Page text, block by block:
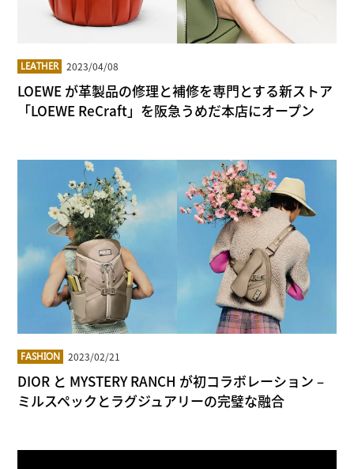
LEATHER 2023/04/08
LOEWE が革製品の修理と補修を専門とする新ストア
「LOEWE ReCraft」を阪急うめだ本店にオープン
FASHION 2023/02/21
DIOR と MYSTERY RANCH が初コラボレーション –
ミルスペックとラグジュアリーの完璧な融合